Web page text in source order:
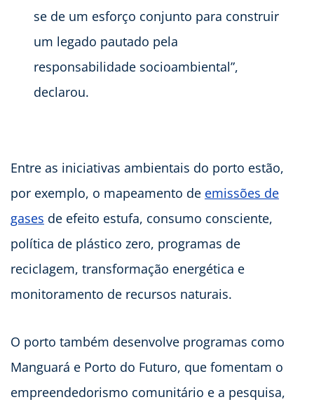
se de um esforço conjunto para construir
um legado pautado pela
responsabilidade socioambiental”,
declarou.
Entre as iniciativas ambientais do porto estão,
por exemplo, o mapeamento de emissões de
gases de efeito estufa, consumo consciente,
política de plástico zero, programas de
reciclagem, transformação energética e
monitoramento de recursos naturais.
O porto também desenvolve programas como
Manguará e Porto do Futuro, que fomentam o
empreendedorismo comunitário e a pesquisa,